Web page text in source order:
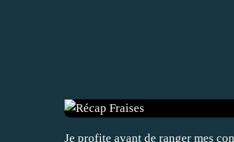
Je profite avant de ranger mes